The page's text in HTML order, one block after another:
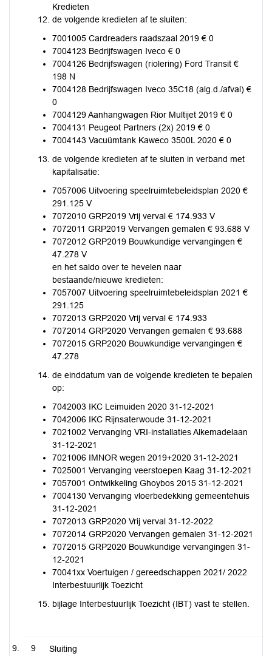
Kredieten
de volgende kredieten af te sluiten:
7001005 Cardreaders raadszaal 2019 € 0
7004123 Bedrijfswagen Iveco € 0
7004126 Bedrijfswagen (riolering) Ford Transit €
198 N
7004128 Bedrijfswagen Iveco 35C18 (alg.d./afval) €
0
7004129 Aanhangwagen Rior Multijet 2019 € 0
7004131 Peugeot Partners (2x) 2019 € 0
7004143 Vacuümtank Kaweco 3500L 2020 € 0
de volgende kredieten af te sluiten in verband met
kapitalisatie:
7057006 Uitvoering speelruimtebeleidsplan 2020 €
291.125 V
7072010 GRP2019 Vrij verval € 174.933 V
7072011 GRP2019 Vervangen gemalen € 93.688 V
7072012 GRP2019 Bouwkundige vervangingen €
47.278 V
en het saldo over te hevelen naar
bestaande/nieuwe kredieten:
7057007 Uitvoering speelruimtebeleidsplan 2021 €
291.125
7072013 GRP2020 Vrij verval € 174.933
7072014 GRP2020 Vervangen gemalen € 93.688
7072015 GRP2020 Bouwkundige vervangingen €
47.278
de einddatum van de volgende kredieten te bepalen
op:
7042003 IKC Leimuiden 2020 31-12-2021
7042006 IKC Rijnsaterwoude 31-12-2021
7021002 Vervanging VRI-installaties Alkemadelaan
31-12-2021
7021006 IMNOR wegen 2019+2020 31-12-2021
7025001 Vervanging veerstoepen Kaag 31-12-2021
7057001 Ontwikkeling Ghoybos 2015 31-12-2021
7004130 Vervanging vloerbedekking gemeentehuis
31-12-2021
7072013 GRP2020 Vrij verval 31-12-2022
7072014 GRP2020 Vervangen gemalen 31-12-2021
7072015 GRP2020 Bouwkundige vervangingen 31-
12-2021
70041xx Voertuigen / gereedschappen 2021/ 2022
Interbestuurlijk Toezicht
bijlage Interbestuurlijk Toezicht (IBT) vast te stellen.
9 Sluiting